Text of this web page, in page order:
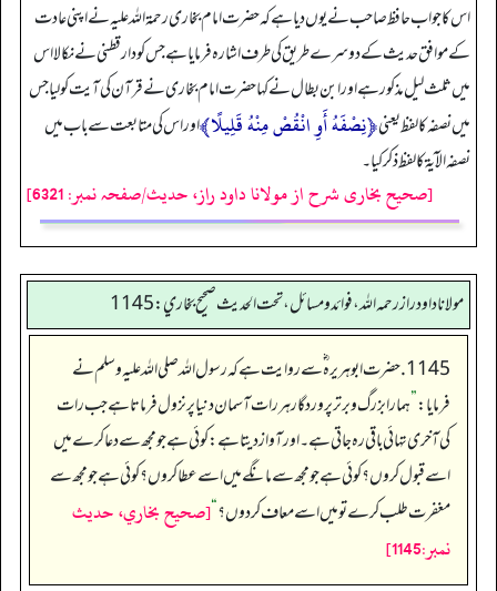
اس کا جواب حافظ صاحب نے یوں دیا ہے کہ حضرت امام بخاری رحمۃ اللہ علیہ نے اپنی عادت
کے موافق حدیث کے دوسرے طریق کی طرف اشارہ فرمایا ہے جس کو دارقطنی نے نکالا اس
میں ثلث لیل مذکور ہے اور ابن بطال نے کہا حضرت امام بخاری نے قرآن کی آیت کو لیا جس
میں نصفه کا لفظ یعنی﴿نِصْفَهُ أَوِ انْقُصْ مِنْهُ قَلِيلًا﴾اور اس کی متابعت سے باب میں
نصفه الآیۃ کا لفظ ذکر کیا۔
[صحیح بخاری شرح از مولانا داود راز، حدیث/صفحہ نمبر: 6321]
مولانا داود راز رحمه الله، فوائد و مسائل، تحت الحديث صحيح بخاري: 1145
1145. حضرت ابوہریرہ ؓ سے روایت ہے کہ رسول اللہ صلی اللہ علیہ وسلم نے
فرمایا:”ہمارا بزرگ و برتر پروردگار ہر رات آسمان دنیا پر نزول فرماتا ہے جب رات
کی آخری تہائی باقی رہ جاتی ہے۔ اور آواز دیتا ہے: کوئی ہے جو مجھ سے دعا کرے میں
اسے قبول کروں؟ کوئی ہے جو مجھ سے مانگے میں اسے عطا کروں؟ کوئی ہے جو مجھ سے
مغفرت طلب کرے تو میں اسے معاف کر دوں؟“[صحيح بخاري، حديث
نمبر:1145]